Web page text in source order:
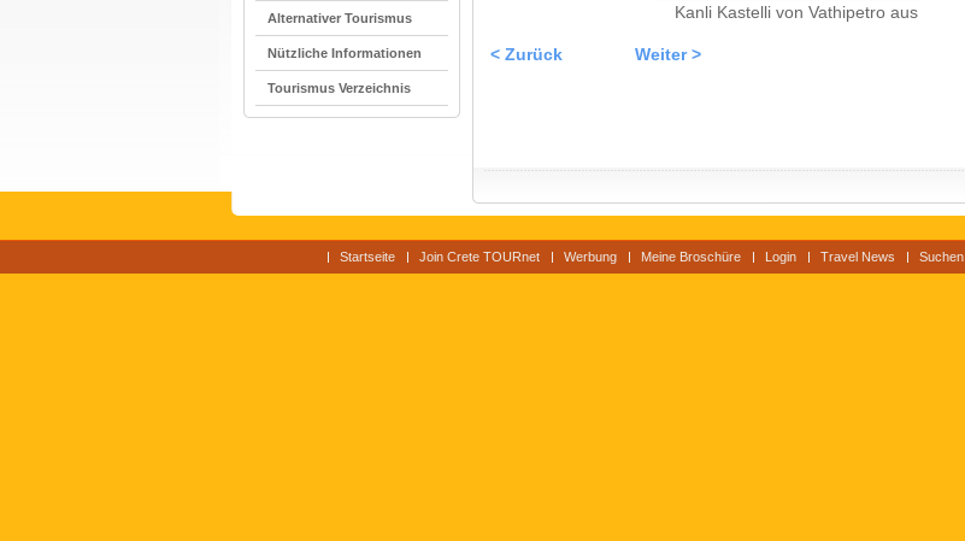
Alternativer Tourismus
Nützliche Informationen
Tourismus Verzeichnis
Kanli Kastelli von Vathipetro aus
< Zurück Weiter >
Startseite Join Crete TOURnet Werbung Meine Broschüre Login Travel News Suchen